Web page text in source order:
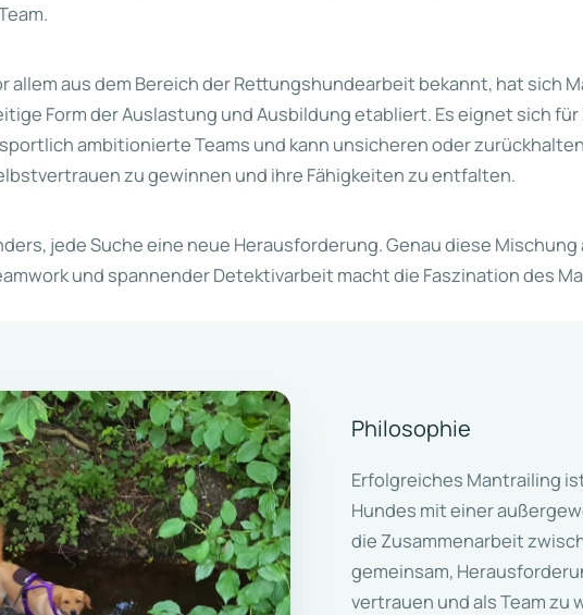
allem aus dem Bereich der Rettungshundearbeit bekannt, hat sich
Form der Auslastung und Ausbildung etabliert. Es eignet sich
ambitionierte Teams und kann unsicheren oder
zu gewinnen und ihre Fähigkeiten zu entfalten.
jede Suche eine neue Herausforderung. Genau diese Mischung
und spannender Detektivarbeit macht die Faszination des
Philosophie
Erfolgreiches Mantrailing
Hundes mit einer
die Zusammenarbeit
gemeinsam,
vertrauen und als Team zu